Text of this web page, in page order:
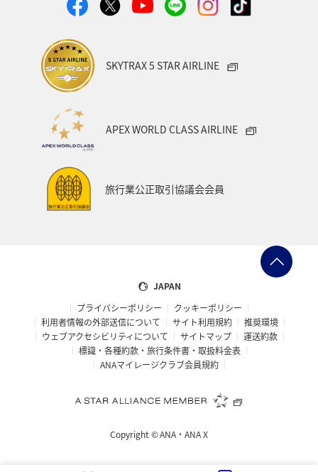
SKYTRAX 5 STAR AIRLINE
APEX WORLD CLASS AIRLINE
旅行業公正取引協議会会員
JAPAN
プライバシーポリシー
クッキーポリシー
利用者情報の外部送信について
サイト利用規約
推奨環境
ウェブアクセシビリティについて
サイトマップ
運送約款
標識・各種約款・旅行条件書・取扱料金表
ANAマイレージクラブ会員規約
Copyright ©ANA・ANA X